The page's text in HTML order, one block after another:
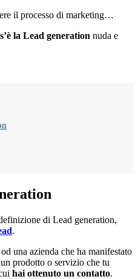
il processo di marketing…
la Lead generation nuda e
di Lead generation,
.
una azienda che ha manifestato
prodotto o servizio che tu
hai ottenuto un contatto.